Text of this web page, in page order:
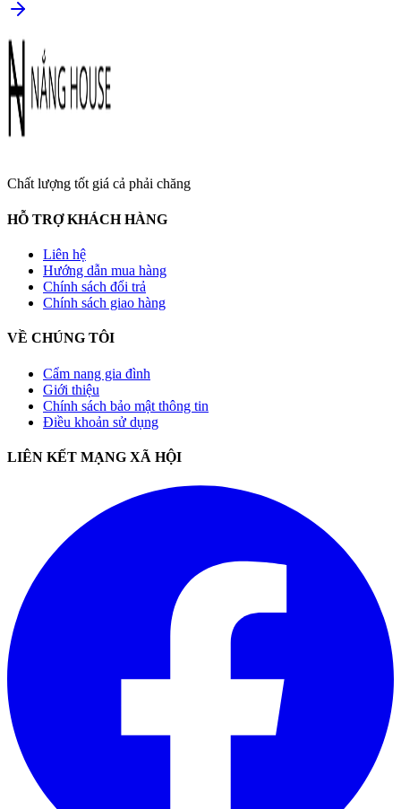
Chất lượng tốt giá cả phải chăng
HỖ TRỢ KHÁCH HÀNG
Liên hệ
Hướng dẫn mua hàng
Chính sách đổi trả
Chính sách giao hàng
VỀ CHÚNG TÔI
Cẩm nang gia đình
Giới thiệu
Chính sách bảo mật thông tin
Điều khoản sử dụng
LIÊN KẾT MẠNG XÃ HỘI